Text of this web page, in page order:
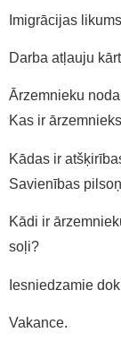
Imigrācijas
Darba atļauju
Ārzemnieku
Kas ir
Kādas ir
Savienības
Kādi ir
soļi?
Iesniedzamie
Vakance.